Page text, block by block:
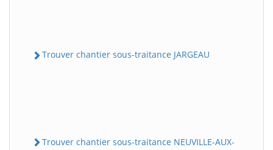
Trouver chantier sous-traitance JARGEAU
Trouver chantier sous-traitance NEUVILLE-AUX-